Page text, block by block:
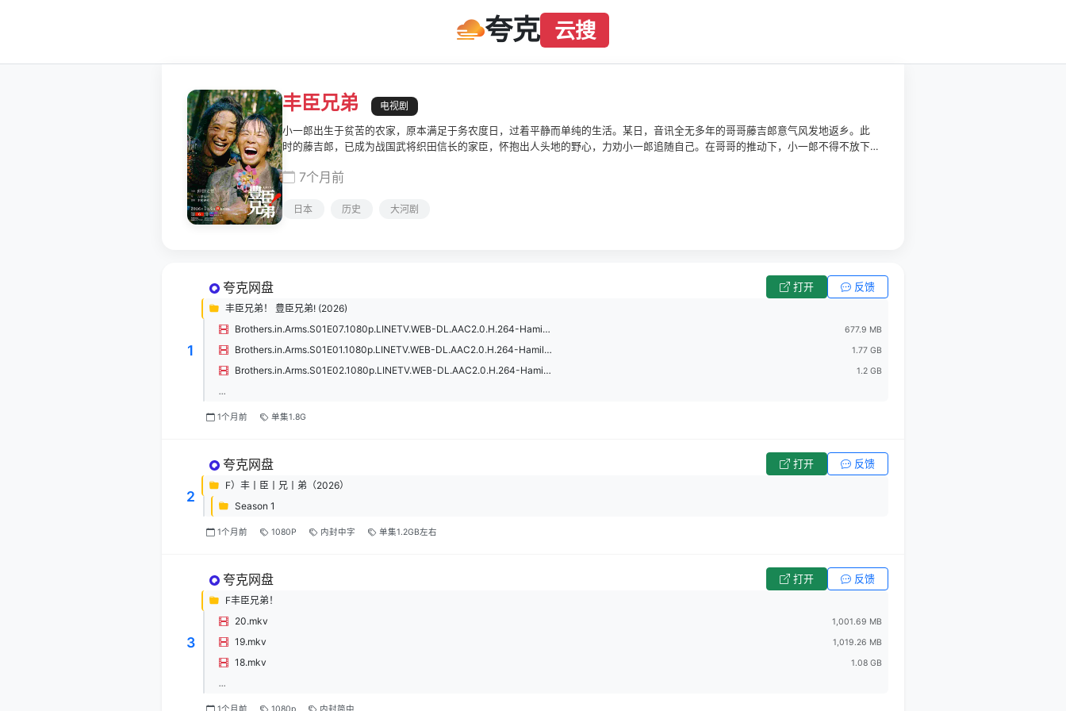
夸克 云搜
丰臣兄弟 电视剧
小一郎出生于贫苦的农家，原本满足于务农度日，过着平静而单纯的生活。某日，音讯全无多年的哥哥藤吉郎意气风发地返乡。此
时的藤吉郎，已成为战国武将织田信长的家臣，怀抱出人头地的野心，力劝小一郎追随自己。在哥哥的推动下，小一郎不得不放下
走向天下统一的伟业，也就此展开。
7个月前
日本 历史 大河剧
1
夸克网盘 打开 反馈
丰臣兄弟！ 豊臣兄弟! (2026)
Brothers.in.Arms.S01E07.1080p.LINETV.WEB-DL.AAC2.0.H.264-HamiltonShare.mp4
677.9 MB
Brothers.in.Arms.S01E01.1080p.LINETV.WEB-DL.AAC2.0.H.264-HamiltonShare.mkv 1.77 GB
Brothers.in.Arms.S01E02.1080p.LINETV.WEB-DL.AAC2.0.H.264-HamiltonShare.mkv 1.2 GB
...
1个月前 单集1.8G
2
夸克网盘 打开 反馈
F）丰丨臣丨兄丨弟（2026）
Season 1
1个月前 1080P 内封中字 单集1.2GB左右
3
夸克网盘 打开 反馈
F丰臣兄弟！
20.mkv
1,001.69 MB
19.mkv 1,019.26 MB
18.mkv 1.08 GB
...